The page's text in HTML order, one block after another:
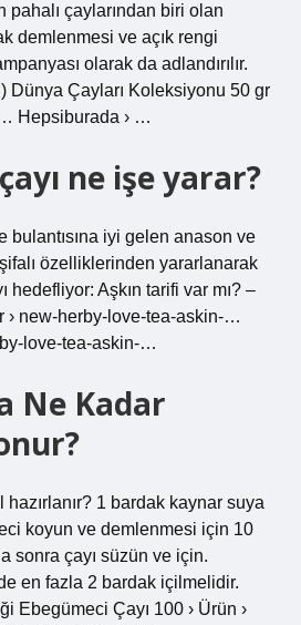
pahalı çaylarından biri olan
demlenmesi ve açık rengi
olarak da adlandırılır.
Dünya Çayları Koleksiyonu 50 gr
Hepsiburada › …
ne işe yarar?
bulantısına iyi gelen anason ve
özelliklerinden yararlanarak
hedefliyor: Aşkın tarifi var mı? –
› new-herby-love-tea-askin-…
love-tea-askin-…
Ne Kadar
hazırlanır? 1 bardak kaynar suya
koyun ve demlenmesi için 10
sonra çayı süzün ve için.
en fazla 2 bardak içilmelidir.
Ebegümeci Çayı 100 › Ürün ›